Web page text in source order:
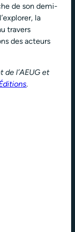
de son demi-
la
travers
des acteurs
de l’AEUG et
.